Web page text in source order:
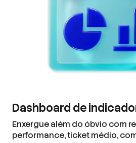
Dashboard de
Enxergue além do óbvio com
performance, ticket médio,